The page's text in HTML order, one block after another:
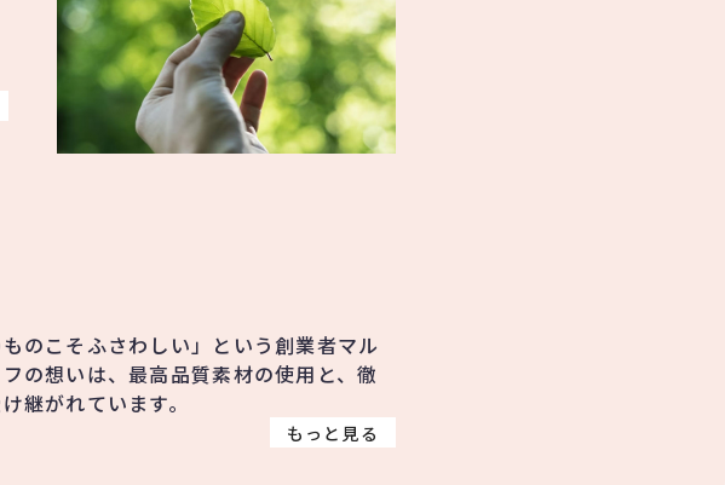
ものこそふさわしい」という創業者マル
の想いは、最高品質素材の使用と、徹
継がれています。
もっと見る